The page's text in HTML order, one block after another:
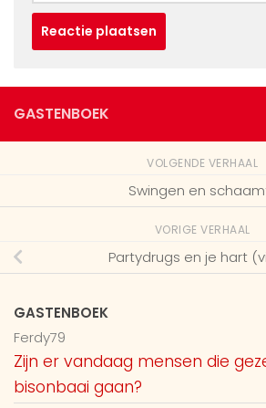
GASTENBOEK
VOLGENDE VERHAAL
Swingen en
VORIGE VERHAAL
Partydrugs en je hart
GASTENBOEK
Ferdy79
Zijn er vandaag mensen die
bisonbaai gaan?